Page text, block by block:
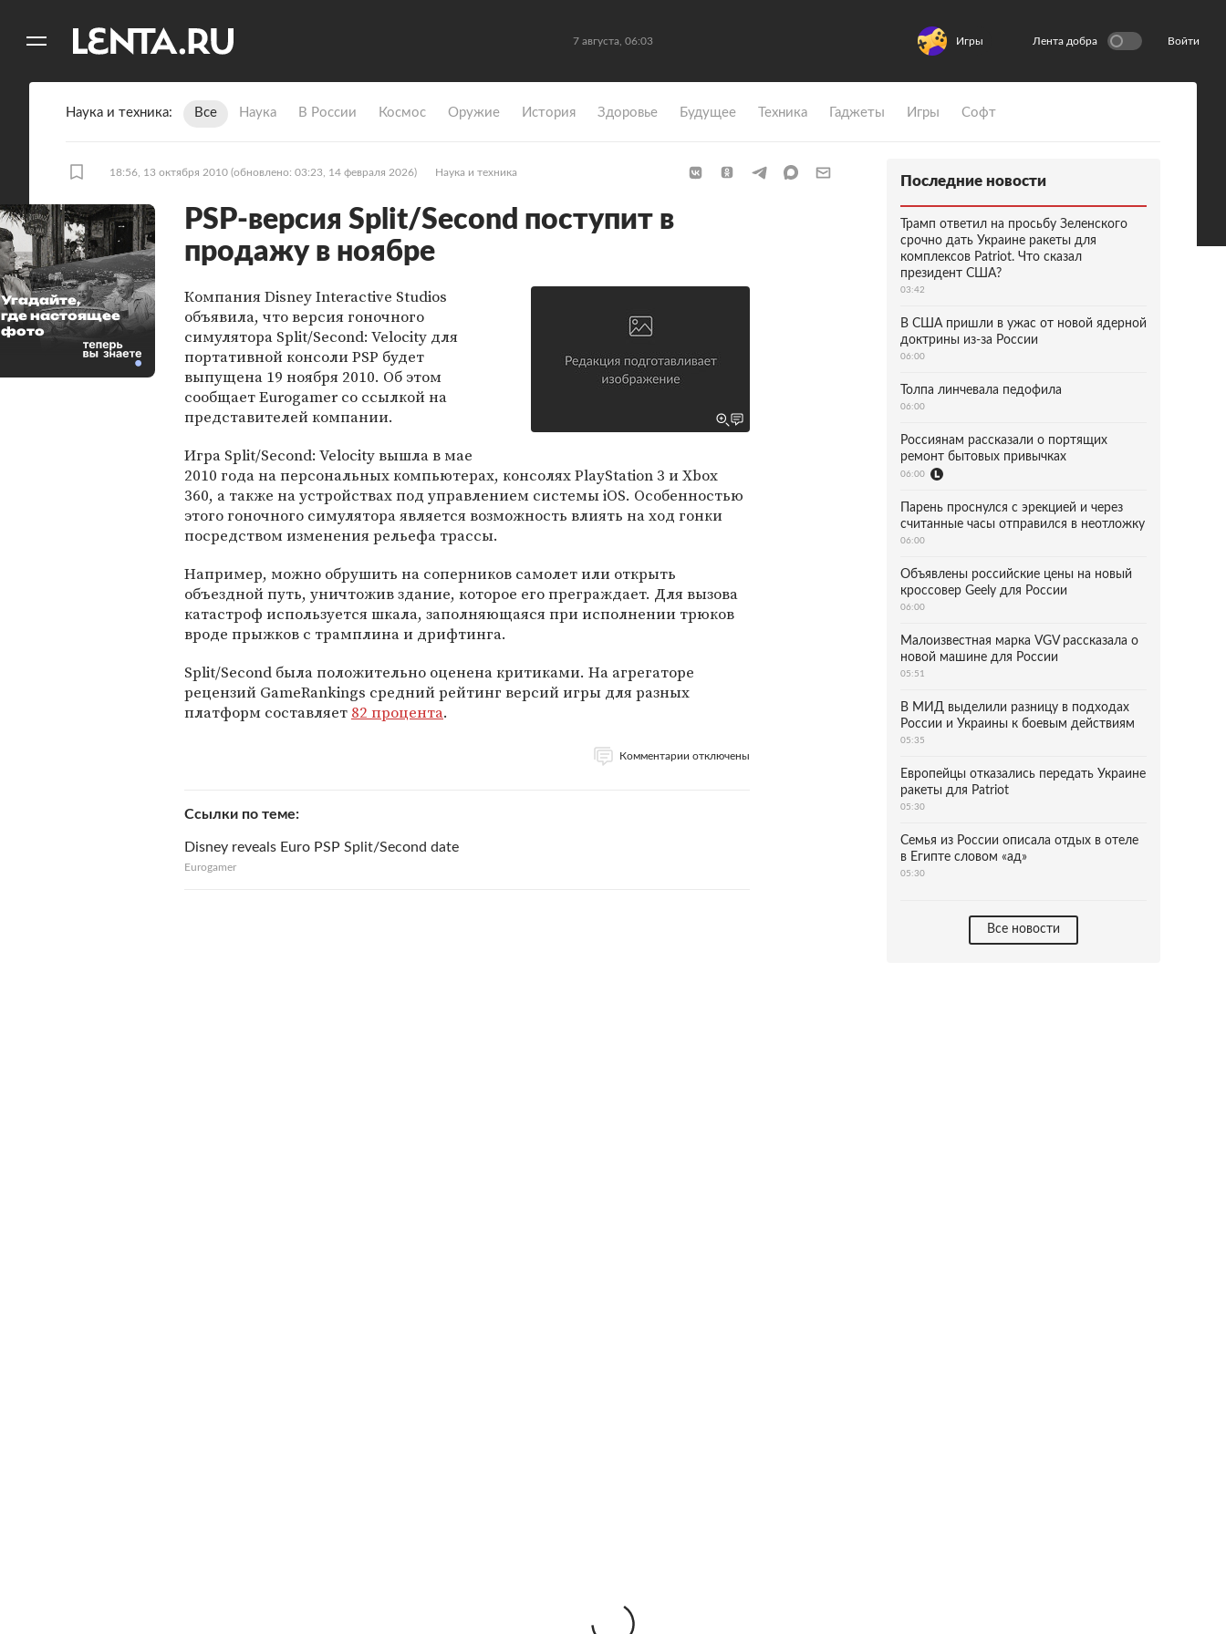
7 августа, 06:03 Игры Лента добра Войти
Наука и техника Все Наука В России Космос Оружие История Здоровье Будущее Техника Гаджеты Игры Софт
18:56, 13 октября 2010 (обновлено: 03:23, 14 февраля 2026) Наука и техника
PSP-версия Split/Second поступит в
продажу в ноябре
Компания Disney Interactive Studios
объявила, что версия гоночного
симулятора Split/Second: Velocity для
портативной консоли PSP будет
выпущена 19 ноября 2010. Об этом
сообщает Eurogamer со ссылкой на
представителей компании.
Игра Split/Second: Velocity вышла в мае
2010 года на персональных компьютерах, консолях PlayStation 3 и Xbox
360, а также на устройствах под управлением системы iOS. Особенностью
этого гоночного симулятора является возможность влиять на ход гонки
посредством изменения рельефа трассы.
Например, можно обрушить на соперников самолет или открыть
объездной путь, уничтожив здание, которое его преграждает. Для вызова
катастроф используется шкала, заполняющаяся при исполнении трюков
вроде прыжков с трамплина и дрифтинга.
Split/Second была положительно оценена критиками. На агрегаторе
рецензий GameRankings средний рейтинг версий игры для разных
платформ составляет 82 процента.
Комментарии отключены
Ссылки по теме
Disney reveals Euro PSP Split/Second date
Eurogamer
Угадайте,
где настоящее
фото
Последние новости
Трамп ответил на просьбу Зеленского
срочно дать Украине ракеты для
комплексов Patriot. Что сказал
президент США?
03:42
В США пришли в ужас от новой ядерной
доктрины из-за России
06:00
Толпа линчевала педофила
06:00
Россиянам рассказали о портящих
ремонт бытовых привычках
06:00
Парень проснулся с эрекцией и через
считанные часы отправился в неотложку
06:00
Объявлены российские цены на новый
кроссовер Geely для России
06:00
Малоизвестная марка VGV рассказала о
новой машине для России
05:51
В МИД выделили разницу в подходах
России и Украины к боевым действиям
05:35
Европейцы отказались передать Украине
ракеты для Patriot
05:30
Семья из России описала отдых в отеле
в Египте словом «ад»
05:30
Все новости